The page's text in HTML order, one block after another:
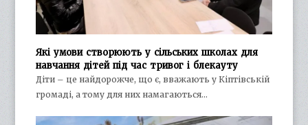
Які умови створюють у сільських школах для
навчання дітей під час тривог і блекауту
Діти – це найдорожче, що є, вважають у Кіптівській
громаді, а тому для них намагаються…